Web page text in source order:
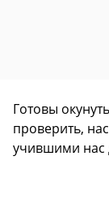
Готовы
проверить,
учившими нас